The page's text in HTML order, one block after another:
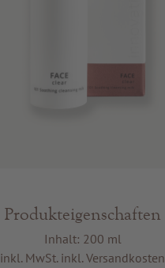
Produkteigenschaften
Inhalt: 200 ml
inkl. MwSt. inkl. Versandkosten